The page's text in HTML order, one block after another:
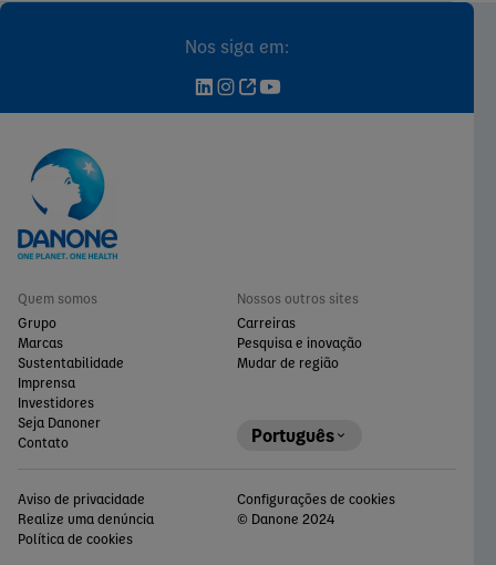
Nos siga em:
Quem somos
Grupo
Marcas
Sustentabilidade
Imprensa
Investidores
Seja Danoner
Contato
Nossos outros sites
Carreiras
Pesquisa e inovação
Mudar de região
Português
Aviso de privacidade
Realize uma denúncia
Política de cookies
Configurações de cookies
© Danone 2024